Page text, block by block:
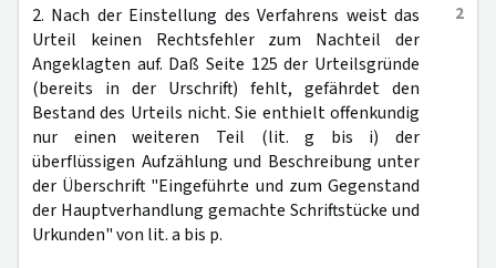
2
2. Nach der Einstellung des Verfahrens weist das
Urteil keinen Rechtsfehler zum Nachteil der
Angeklagten auf. Daß Seite 125 der Urteilsgründe
(bereits in der Urschrift) fehlt, gefährdet den
Bestand des Urteils nicht. Sie enthielt offenkundig
nur einen weiteren Teil (lit. g bis i) der
überflüssigen Aufzählung und Beschreibung unter
der Überschrift "Eingeführte und zum Gegenstand
der Hauptverhandlung gemachte Schriftstücke und
Urkunden" von lit. a bis p.